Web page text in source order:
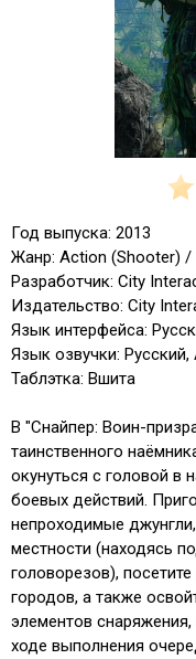
Год выпуска: 2013
Жанр: Action (Shooter) /
Разработчик: City
Издательство: City
Язык интерфейса:
Язык озвучки: Русский,
Таблэтка: Вшита
В "Снайпер: Воин-
таинственного
окунуться с головой в
боевых действий.
непроходимые
местности (находясь
головорезов),
городов, а также
элементов
ходе выполнения